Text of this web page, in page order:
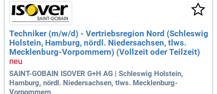
Techniker (m/w/d) - Vertriebsregion Nord (Schleswig
Holstein, Hamburg, nördl. Niedersachsen, tlws.
Mecklenburg-Vorpommern) (Vollzeit oder Teilzeit)
SAINT-GOBAIN ISOVER G+H AG | Schleswig Holstein,
Hamburg, nördl. Niedersachsen, tlws. Mecklenburg-